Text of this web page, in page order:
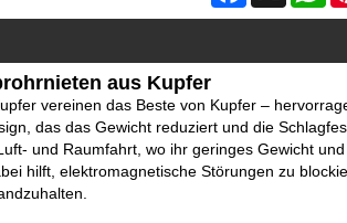
aus Kupfer
vereinen das Beste von Kupfer –
das das Gewicht reduziert und die
und Raumfahrt, wo ihr geringes Gewicht
hilft, elektromagnetische Störungen zu